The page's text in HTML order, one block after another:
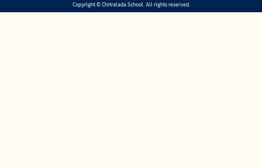
Copyright © Chitralada School. All rights reserved.